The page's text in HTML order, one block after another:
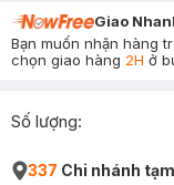
Giao
Bạn muốn nhận hàng
chọn giao hàng 2H ở
Số lượng:
337 Chi nhánh